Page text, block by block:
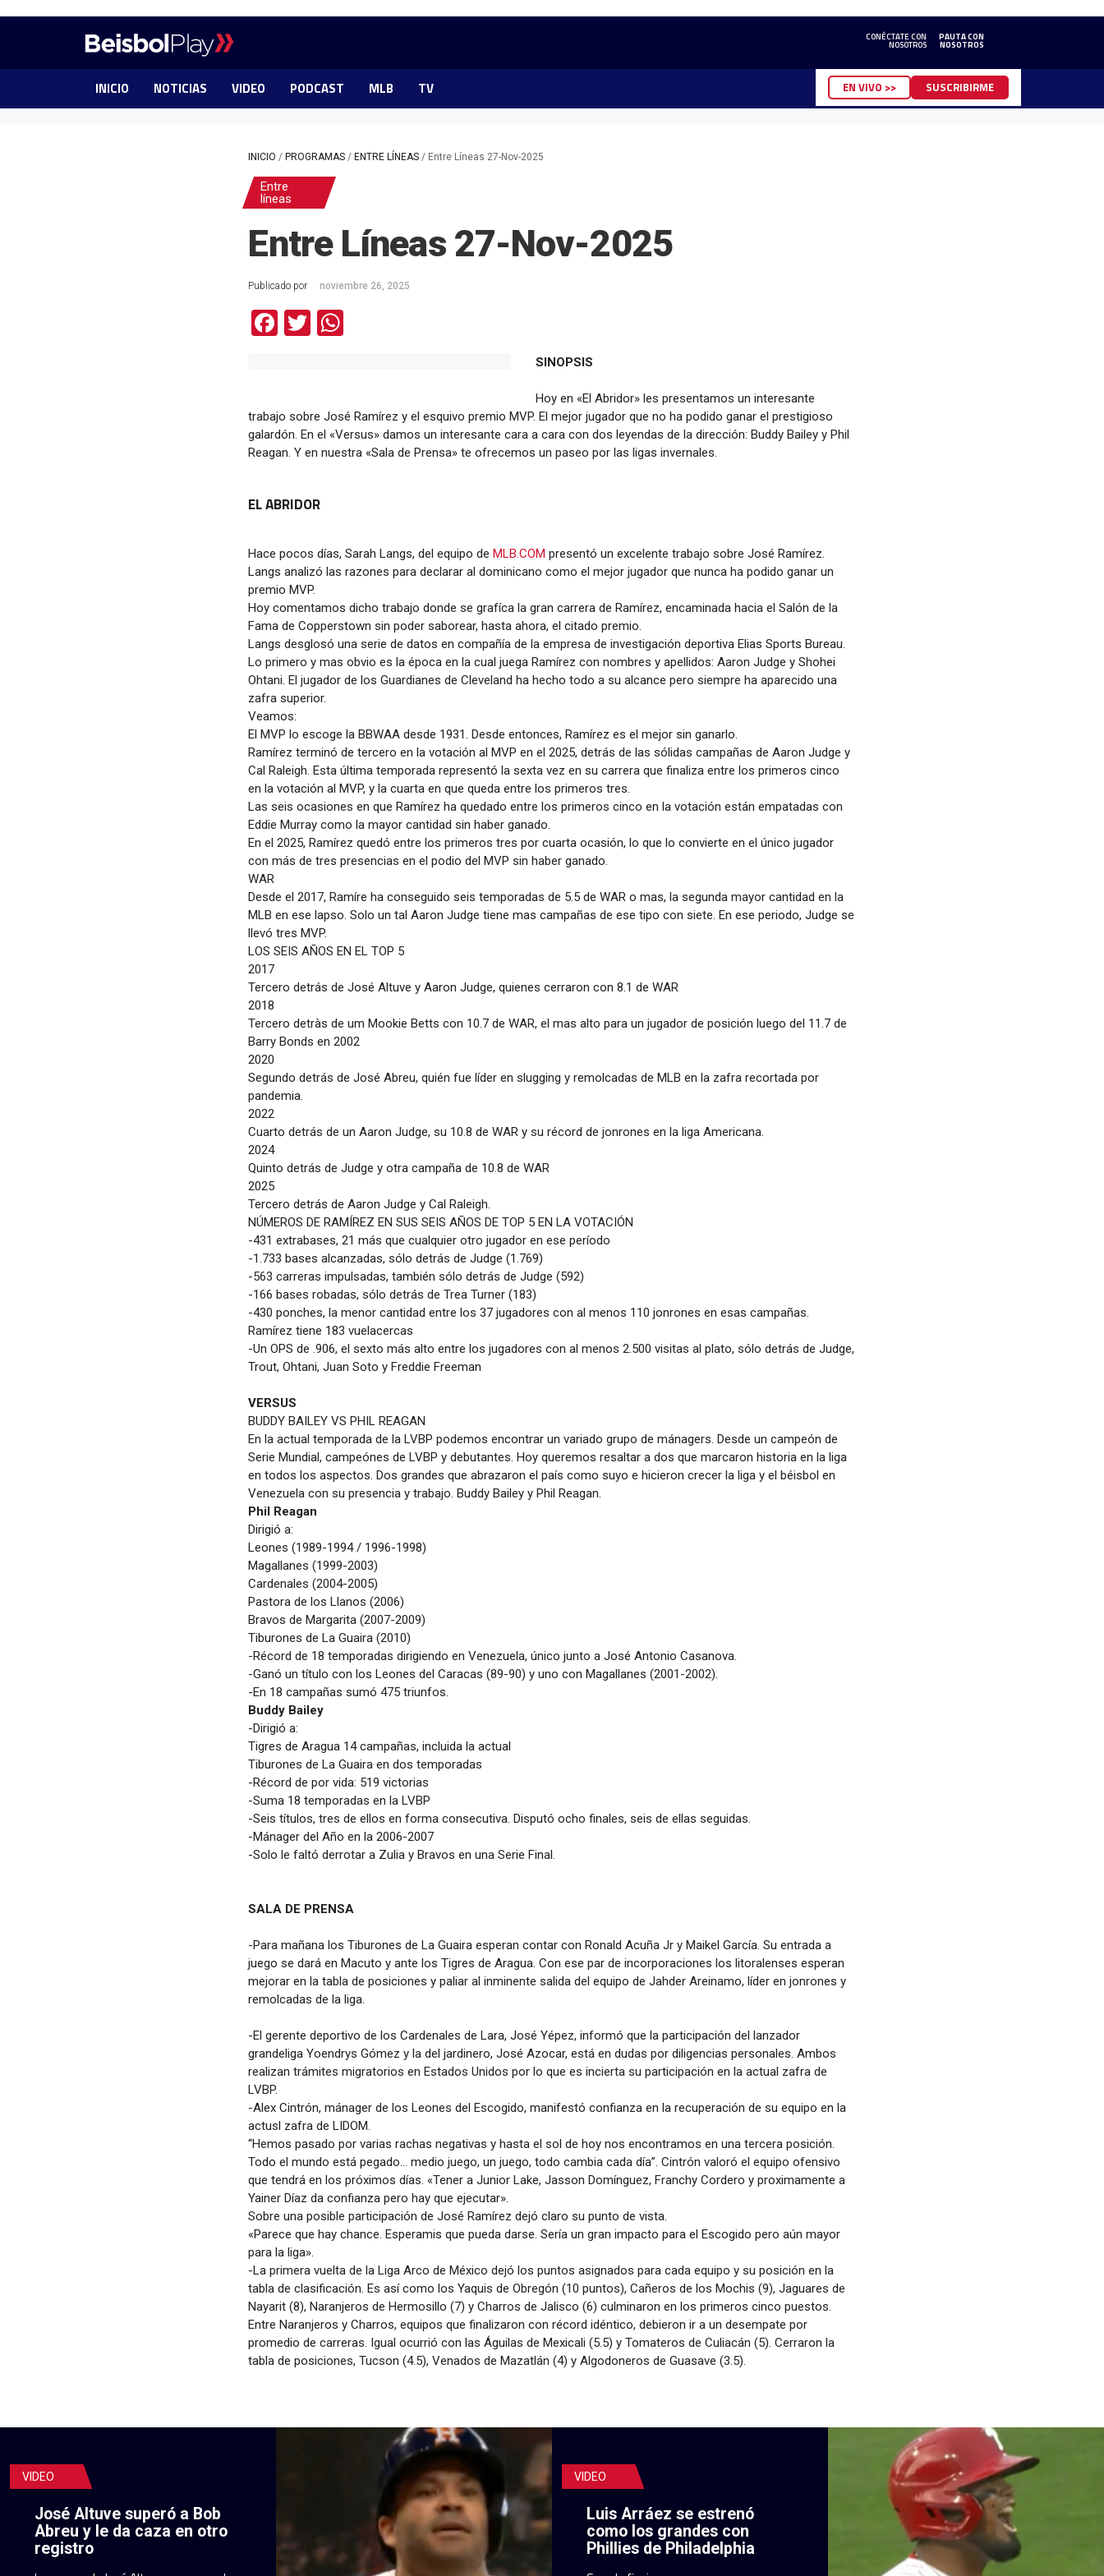
CONÉCTATE CON
NOSOTROS
PAUTA CON
NOSOTROS
INICIO NOTICIAS VIDEO PODCAST MLB TV EN VIVO >> SUSCRIBIRME
INICIO / PROGRAMAS / ENTRE LÍNEAS / Entre Líneas 27-Nov-2025
Entre
líneas
Entre Líneas 27-Nov-2025
Publicado por noviembre 26, 2025
Facebook
Twitter
SINOPSIS
Hoy en «El Abridor» les presentamos un interesante
trabajo sobre José Ramírez y el esquivo premio MVP. El mejor jugador que no ha podido ganar el prestigioso
galardón. En el «Versus» damos un interesante cara a cara con dos leyendas de la dirección: Buddy Bailey y Phil
Reagan. Y en nuestra «Sala de Prensa» te ofrecemos un paseo por las ligas invernales.
EL ABRIDOR
Hace pocos días, Sarah Langs, del equipo deMLB.COM presentó un excelente trabajo sobre José Ramírez.
Langs analizó las razones para declarar al dominicano como el mejor jugador que nunca ha podido ganar un
premio MVP.
Hoy comentamos dicho trabajo donde se grafíca la gran carrera de Ramírez, encaminada hacia el Salón de la
Fama de Copperstown sin poder saborear, hasta ahora, el citado premio.
Langs desglosó una serie de datos en compañía de la empresa de investigación deportiva Elias Sports Bureau.
Lo primero y mas obvio es la época en la cual juega Ramírez con nombres y apellidos: Aaron Judge y Shohei
Ohtani. El jugador de los Guardianes de Cleveland ha hecho todo a su alcance pero siempre ha aparecido una
zafra superior.
Veamos:
El MVP lo escoge la BBWAA desde 1931. Desde entonces, Ramírez es el mejor sin ganarlo.
Ramírez terminó de tercero en la votación al MVP en el 2025, detrás de las sólidas campañas de Aaron Judge y
Cal Raleigh. Esta última temporada representó la sexta vez en su carrera que finaliza entre los primeros cinco
en la votación al MVP, y la cuarta en que queda entre los primeros tres.
Las seis ocasiones en que Ramírez ha quedado entre los primeros cinco en la votación están empatadas con
Eddie Murray como la mayor cantidad sin haber ganado.
En el 2025, Ramírez quedó entre los primeros tres por cuarta ocasión, lo que lo convierte en el único jugador
con más de tres presencias en el podio del MVP sin haber ganado.
WAR
Desde el 2017, Ramíre ha conseguido seis temporadas de 5.5 de WAR o mas, la segunda mayor cantidad en la
MLB en ese lapso. Solo un tal Aaron Judge tiene mas campañas de ese tipo con siete. En ese periodo, Judge se
llevó tres MVP.
LOS SEIS AÑOS EN EL TOP 5
2017
Tercero detrás de José Altuve y Aaron Judge, quienes cerraron con 8.1 de WAR
2018
Tercero detràs de um Mookie Betts con 10.7 de WAR, el mas alto para un jugador de posición luego del 11.7 de
Barry Bonds en 2002
2020
Segundo detrás de José Abreu, quién fue líder en slugging y remolcadas de MLB en la zafra recortada por
pandemia.
2022
Cuarto detrás de un Aaron Judge, su 10.8 de WAR y su récord de jonrones en la liga Americana.
2024
Quinto detrás de Judge y otra campaña de 10.8 de WAR
2025
Tercero detrás de Aaron Judge y Cal Raleigh.
NÚMEROS DE RAMÍREZ EN SUS SEIS AÑOS DE TOP 5 EN LA VOTACIÓN
-431 extrabases, 21 más que cualquier otro jugador en ese período
-1.733 bases alcanzadas, sólo detrás de Judge (1.769)
-563 carreras impulsadas, también sólo detrás de Judge (592)
-166 bases robadas, sólo detrás de Trea Turner (183)
-430 ponches, la menor cantidad entre los 37 jugadores con al menos 110 jonrones en esas campañas.
Ramírez tiene 183 vuelacercas
-Un OPS de .906, el sexto más alto entre los jugadores con al menos 2.500 visitas al plato, sólo detrás de Judge,
Trout, Ohtani, Juan Soto y Freddie Freeman
VERSUS
BUDDY BAILEY VS PHIL REAGAN
En la actual temporada de la LVBP podemos encontrar un variado grupo de mánagers. Desde un campeón de
Serie Mundial, campeónes de LVBP y debutantes. Hoy queremos resaltar a dos que marcaron historia en la liga
en todos los aspectos. Dos grandes que abrazaron el país como suyo e hicieron crecer la liga y el béisbol en
Venezuela con su presencia y trabajo. Buddy Bailey y Phil Reagan.
Phil Reagan
Dirigió a:
Leones (1989-1994 / 1996-1998)
Magallanes (1999-2003)
Cardenales (2004-2005)
Pastora de los Llanos (2006)
Bravos de Margarita (2007-2009)
Tiburones de La Guaira (2010)
-Récord de 18 temporadas dirigiendo en Venezuela, único junto a José Antonio Casanova.
-Ganó un título con los Leones del Caracas (89-90) y uno con Magallanes (2001-2002).
-En 18 campañas sumó 475 triunfos.
Buddy Bailey
-Dirigió a:
Tigres de Aragua 14 campañas, incluida la actual
Tiburones de La Guaira en dos temporadas
-Récord de por vida: 519 victorias
-Suma 18 temporadas en la LVBP
-Seis títulos, tres de ellos en forma consecutiva. Disputó ocho finales, seis de ellas seguidas.
-Mánager del Año en la 2006-2007
-Solo le faltó derrotar a Zulia y Bravos en una Serie Final.
SALA DE PRENSA
-Para mañana los Tiburones de La Guaira esperan contar con Ronald Acuña Jr y Maikel García. Su entrada a
juego se dará en Macuto y ante los Tigres de Aragua. Con ese par de incorporaciones los litoralenses esperan
mejorar en la tabla de posiciones y paliar al inminente salida del equipo de Jahder Areinamo, líder en jonrones y
remolcadas de la liga.
-El gerente deportivo de los Cardenales de Lara, José Yépez, informó que la participación del lanzador
grandeliga Yoendrys Gómez y la del jardinero, José Azocar, está en dudas por diligencias personales. Ambos
realizan trámites migratorios en Estados Unidos por lo que es incierta su participación en la actual zafra de
LVBP.
-Alex Cintrón, mánager de los Leones del Escogido, manifestó confianza en la recuperación de su equipo en la
actusl zafra de LIDOM.
“Hemos pasado por varias rachas negativas y hasta el sol de hoy nos encontramos en una tercera posición.
Todo el mundo está pegado… medio juego, un juego, todo cambia cada día”. Cintrón valoró el equipo ofensivo
que tendrá en los próximos días. «Tener a Junior Lake, Jasson Domínguez, Franchy Cordero y proximamente a
Yainer Díaz da confianza pero hay que ejecutar».
Sobre una posible participación de José Ramírez dejó claro su punto de vista.
«Parece que hay chance. Esperamis que pueda darse. Sería un gran impacto para el Escogido pero aún mayor
para la liga».
-La primera vuelta de la Liga Arco de México dejó los puntos asignados para cada equipo y su posición en la
tabla de clasificación. Es así como los Yaquis de Obregón (10 puntos), Cañeros de los Mochis (9), Jaguares de
Nayarit (8), Naranjeros de Hermosillo (7) y Charros de Jalisco (6) culminaron en los primeros cinco puestos.
Entre Naranjeros y Charros, equipos que finalizaron con récord idéntico, debieron ir a un desempate por
promedio de carreras. Igual ocurrió con las Águilas de Mexicali (5.5) y Tomateros de Culiacán (5). Cerraron la
tabla de posiciones, Tucson (4.5), Venados de Mazatlán (4) y Algodoneros de Guasave (3.5).
VIDEO
José Altuve superó a Bob
Abreu y le da caza en otro
registro
VIDEO
Luis Arráez se estrenó
como los grandes con
Phillies de Philadelphia